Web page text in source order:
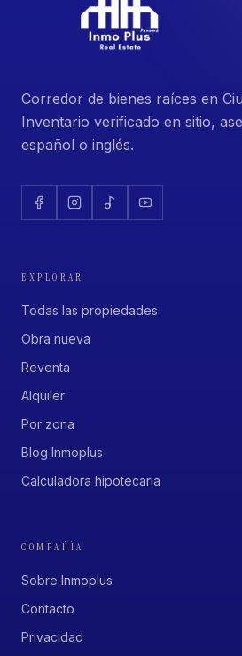
Corredor de bienes raíces en
Inventario verificado en sitio,
español o inglés.
EXPLORAR
Todas las propiedades
Obra nueva
Reventa
Alquiler
Por zona
Blog Inmoplus
Calculadora hipotecaria
COMPAÑÍA
Sobre Inmoplus
Contacto
Privacidad